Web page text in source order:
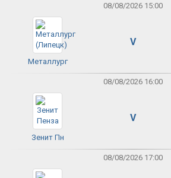
08/08/2026 15:00
Металлург
V
08/08/2026 16:00
Зенит Пн
V
08/08/2026 17:00